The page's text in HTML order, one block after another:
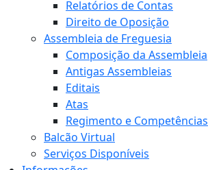
Relatórios de Contas
Direito de Oposição
Assembleia de Freguesia
Composição da Assembleia
Antigas Assembleias
Editais
Atas
Regimento e Competências
Balcão Virtual
Serviços Disponíveis